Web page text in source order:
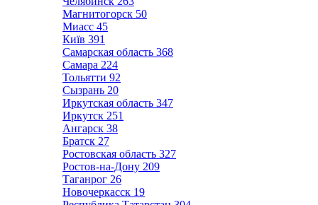
Магнитогорск 50
Миасс 45
Київ 391
Самарская область 368
Самара 224
Тольятти 92
Сызрань 20
Иркутская область 347
Иркутск 251
Ангарск 38
Братск 27
Ростовская область 327
Ростов-на-Дону 209
Таганрог 26
Новочеркасск 19